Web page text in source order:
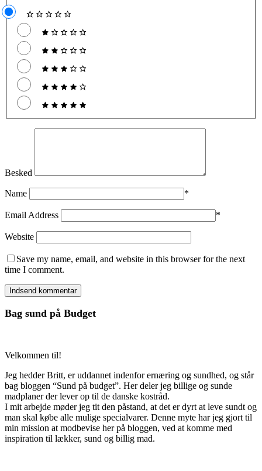
Besked
Name *
Email Address *
Website
Save my name, email, and website in this browser for the next
time I comment.
Bag sund på Budget
Velkommen til!
Jeg hedder Britt, er uddannet indenfor ernæring og sundhed, og står
bag bloggen “Sund på budget”. Her deler jeg billige og sunde
madplaner der lever op til de danske kostråd.
I mit arbejde møder jeg tit den påstand, at det er dyrt at leve sundt og
man skal købe alle mulige specialvarer. Denne myte har jeg gjort til
min mission at modbevise her på bloggen, ved at komme med
inspiration til lækker, sund og billig mad.